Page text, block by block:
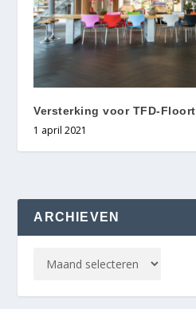
Versterking voor TFD-
1 april 2021
ARCHIEVEN